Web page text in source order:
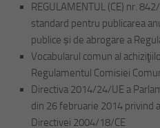
REGULAMENTUL (CE) nr.
standard pentru publicarea
publice și de abrogare a
Vocabularul comun al
Regulamentul Comisiei
Directiva 2014/24/UE a
din 26 februarie 2014 privind
Directivei 2004/18/CE